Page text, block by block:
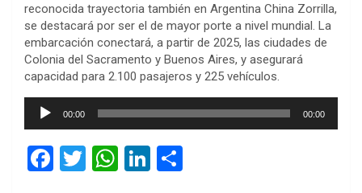
reconocida trayectoria también en Argentina China Zorrilla,
se destacará por ser el de mayor porte a nivel mundial. La
embarcación conectará, a partir de 2025, las ciudades de
Colonia del Sacramento y Buenos Aires, y asegurará
capacidad para 2.100 pasajeros y 225 vehículos.
Reproductor
00:00 00:00
F
T
W Li